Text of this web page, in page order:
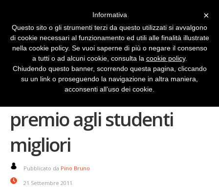
Autori in Wikipedia: un
premio agli studenti
migliori
Pubblicato da Pino Bruno
21 Settembre 2011
×
Informativa
Questo sito o gli strumenti terzi da questo utilizzati si avvalgono
di cookie necessari al funzionamento ed utili alle finalità illustrate
nella cookie policy. Se vuoi saperne di più o negare il consenso
a tutti o ad alcuni cookie, consulta la cookie policy.
Chiudendo questo banner, scorrendo questa pagina, cliccando
su un link o proseguendo la navigazione in altra maniera,
acconsenti all’uso dei cookie.